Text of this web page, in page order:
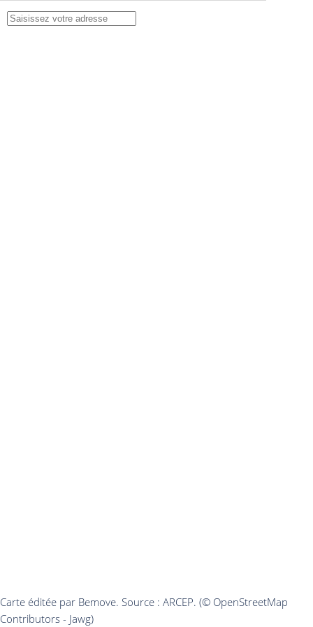
Carte éditée par Bemove. Source : ARCEP. (© OpenStreetMap
Contributors - Jawg)